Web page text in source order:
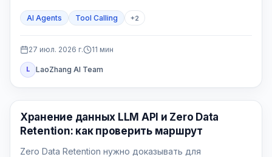
AI Agents Tool Calling +2
27 июл. 2026 г. 11 мин
L LaoZhang AI Team
Руководства по API
Хранение данных LLM API и Zero Data
Retention: как проверить маршрут
Zero Data Retention нужно доказывать для